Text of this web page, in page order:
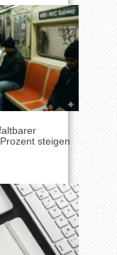
steigen